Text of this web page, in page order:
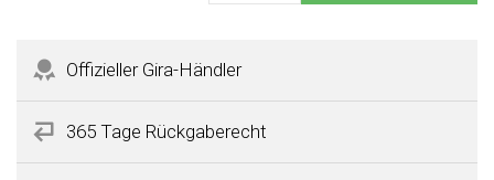
Offizieller Gira-Händler
365 Tage Rückgaberecht